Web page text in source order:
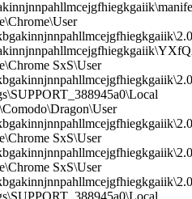
SxS\User
SxS\User
SxS\User